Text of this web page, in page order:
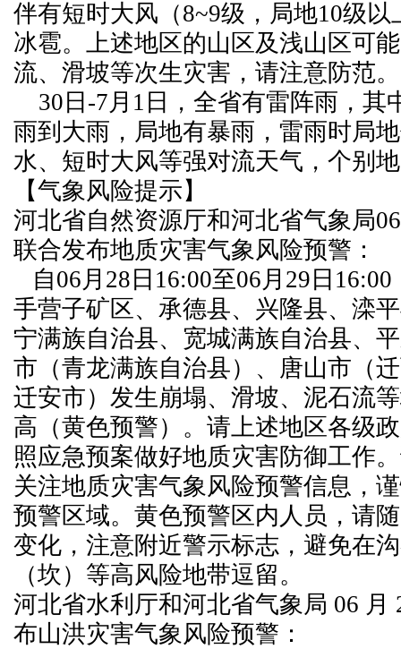
伴有短时大风（8~9级，局地10级
冰雹。上述地区的山区及浅山区可
流、滑坡等次生灾害，请注意防范。
30日-7月1日，全省有雷阵雨，其
雨到大雨，局地有暴雨，雷雨时局
水、短时大风等强对流天气，个别
【气象风险提示】
河北省自然资源厅和河北省气象局
联合发布地质灾害气象风险预警：
自06月28日16:00至06月29日
手营子矿区、承德县、兴隆县、滦
宁满族自治县、宽城满族自治县、
市（青龙满族自治县）、唐山市（
迁安市）发生崩塌、滑坡、泥石流
高（黄色预警）。请上述地区各级
照应急预案做好地质灾害防御工作
关注地质灾害气象风险预警信息，
预警区域。黄色预警区内人员，请
变化，注意附近警示标志，避免在
（坎）等高风险地带逗留。
河北省水利厅和河北省气象局 06 月
布山洪灾害气象风险预警：